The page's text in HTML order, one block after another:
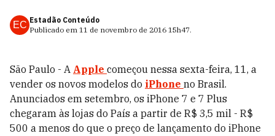
EC Estadão Conteúdo
Publicado em 11 de novembro de 2016 15h47.
São Paulo - A Apple começou nessa sexta-feira, 11, a
vender os novos modelos do iPhone no Brasil.
Anunciados em setembro, os iPhone 7 e 7 Plus
chegaram às lojas do País a partir de R$ 3,5 mil - R$
500 a menos do que o preço de lançamento do iPhone